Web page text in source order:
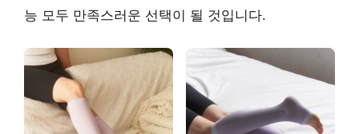
능 모두 만족스러운 선택이 될 것입니다.